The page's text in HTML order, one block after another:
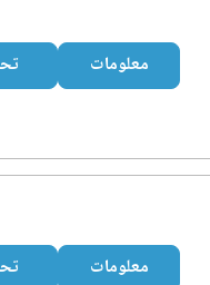
معلومات
معلومات